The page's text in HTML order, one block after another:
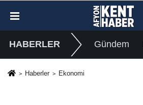
HABERLER Gündem
Haberler Ekonomi